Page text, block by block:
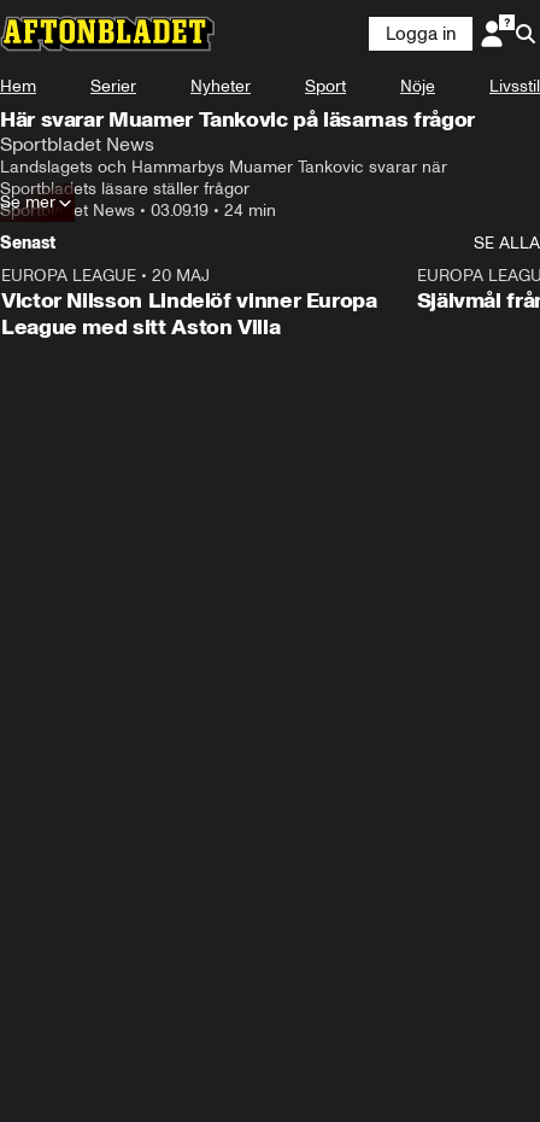
Logga in
Hem Serier Nyheter Sport Nöje Livsstil
Här svarar Muamer Tankovic på läsarnas frågor
Sportbladet News
Landslagets och Hammarbys Muamer Tankovic svarar när
Sportbladets läsare ställer frågor
Sportbladet News • 03.09.19 • 24 min
Se mer
Senast
SE ALLA
EUROPA LEAGUE • 20 MAJ
Victor Nilsson Lindelöf vinner Europa
League med sitt Aston Villa
EUROPA
Självmål